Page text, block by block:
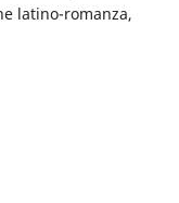
latino-romanza,